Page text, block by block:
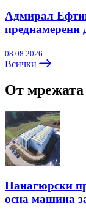
Адмирал
преднамерени
08.08.2026
Всички
От мрежата
Панагюрски
осна машина